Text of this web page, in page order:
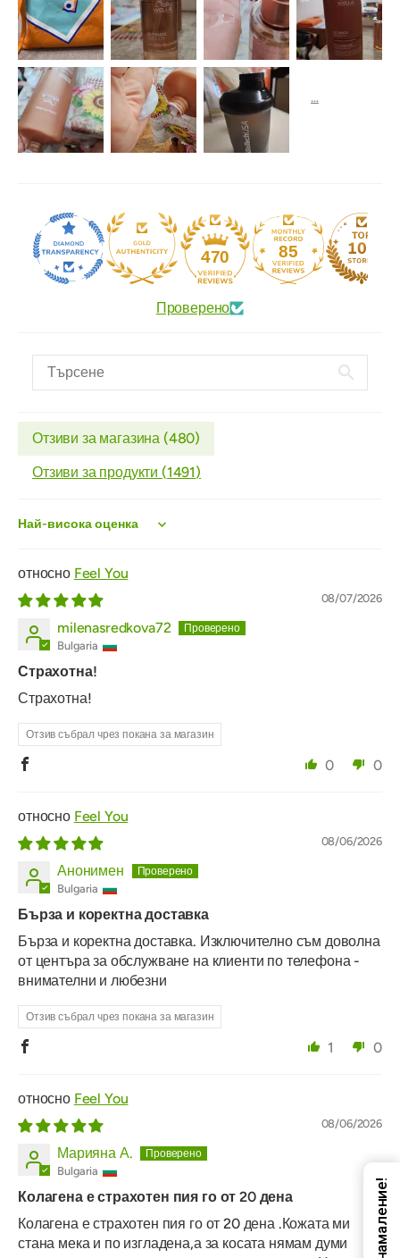
470 85
Проверено
Отзиви за магазина (480)
Отзиви за продукти (1491)
Sort by
Feel You
08/07/2026
milenasredkova72
Bulgaria
Страхотна!
Страхотна!
Отзив събрал чрез покана за магазин
0 0
Feel You
08/06/2026
Анонимен
Bulgaria
Бърза и коректна доставка
Бърза и коректна доставка. Изключително съм доволна
от центъра за обслужване на клиенти по телефона -
внимателни и любезни
Отзив събрал чрез покана за магазин
1 0
Feel You
08/06/2026
Марияна А.
Bulgaria
Колагена е страхотен пия го от 20 дена
Колагена е страхотен пия го от 20 дена .Кожата ми
стана мека и по изгладена,а за косата нямам думи